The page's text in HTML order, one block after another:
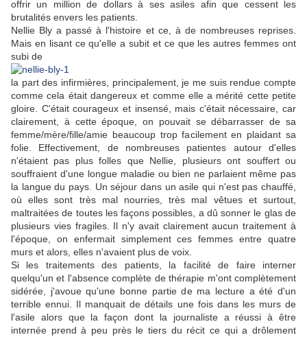
offrir un million de dollars à ses asiles afin que cessent les
brutalités envers les patients.
Nellie Bly a passé à l'histoire et ce, à de nombreuses reprises.
Mais en lisant ce qu'elle a subit et ce que les autres femmes ont
subi de
la part des infirmières, principalement, je me suis rendue compte
comme cela était dangereux et comme elle a mérité cette petite
gloire. C'était courageux et insensé, mais c'était nécessaire, car
clairement, à cette époque, on pouvait se débarrasser de sa
femme/mère/fille/amie beaucoup trop facilement en plaidant sa
folie. Effectivement, de nombreuses patientes autour d'elles
n'étaient pas plus folles que Nellie, plusieurs ont souffert ou
souffraient d'une longue maladie ou bien ne parlaient même pas
la langue du pays. Un séjour dans un asile qui n'est pas chauffé,
où elles sont très mal nourries, très mal vêtues et surtout,
maltraitées de toutes les façons possibles, a dû sonner le glas de
plusieurs vies fragiles. Il n'y avait clairement aucun traitement à
l'époque, on enfermait simplement ces femmes entre quatre
murs et alors, elles n'avaient plus de voix.
Si les traitements des patients, la facilité de faire interner
quelqu'un et l'absence complète de thérapie m'ont complètement
sidérée, j'avoue qu'une bonne partie de ma lecture a été d'un
terrible ennui. Il manquait de détails une fois dans les murs de
l'asile alors que la façon dont la journaliste a réussi à être
internée prend à peu près le tiers du récit ce qui a drôlement